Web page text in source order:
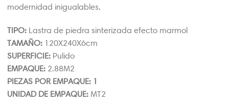
modernidad inigualables.
TIPO: Lastra de piedra sinterizada efecto marmol
TAMAÑO: 120X240X6cm
SUPERFICIE: Pulido
EMPAQUE: 2.88M2
PIEZAS POR EMPAQUE: 1
UNIDAD DE EMPAQUE: MT2